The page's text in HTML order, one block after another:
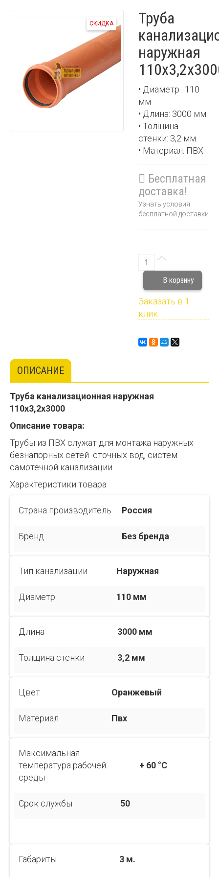
СКИДКА
Труба
наружная
• Диаметр : 110
мм
• Длина: 3000 мм
• Толщина
стенки: 3,2 мм
• Материал: ПВХ
Бесплатная
доставка!
Узнать условия
бесплатной доставки
Заказать в 1
клик
ОПИСАНИЕ
Труба канализационная наружная
110х3,2х3000
Описание товара:
Трубы из ПВХ служат для монтажа наружных
безнапорных сетей сточных вод, систем
самотечной канализации.
Характеристики товара
Страна производитель Россия
Бренд Без бренда
Тип канализации Наружная
Диаметр 110 мм
Длина 3000 мм
Толщина стенки 3,2 мм
Цвет Оранжевый
Материал Пвх
Максимальная
температура рабочей
среды
+ 60 °C
Срок службы 50
Габариты 3 м.